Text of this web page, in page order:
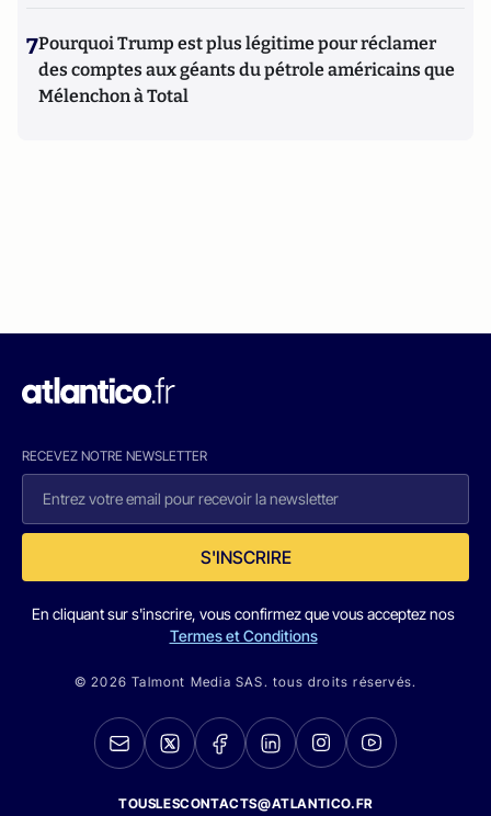
7Pourquoi Trump est plus légitime pour réclamer
des comptes aux géants du pétrole américains que
Mélenchon à Total
RECEVEZ NOTRE NEWSLETTER
S'INSCRIRE
En cliquant sur s'inscrire, vous confirmez que vous acceptez nos
Termes et Conditions
© 2026 Talmont Media SAS. tous droits réservés.
TOUSLESCONTACTS@ATLANTICO.FR